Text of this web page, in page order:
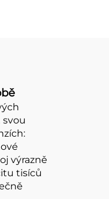
svou
výrazně
tisíců